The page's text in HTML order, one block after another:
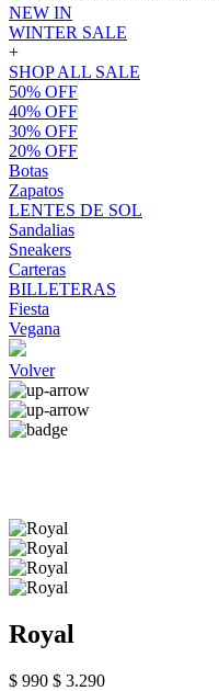
NEW IN
WINTER SALE
+
SHOP ALL SALE
50% OFF
40% OFF
30% OFF
20% OFF
Botas
Zapatos
LENTES DE SOL
Sandalias
Sneakers
Carteras
BILLETERAS
Fiesta
Vegana
Volver
Royal
$ 990 $ 3.290